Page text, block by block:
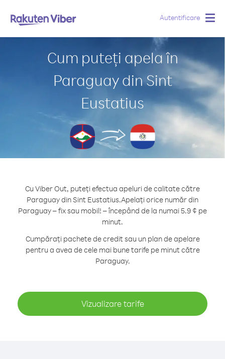
Autentificare
Cum puteți apela în
Paraguay din Sint
Eustatius
Cu Viber Out, puteți efectua apeluri de calitate către
Paraguay din Sint Eustatius.Apelați orice număr din
Paraguay – fix sau mobil! – începând de la numai 5.9 ¢ pe
minut.
Cumpărați pachete de credit sau un plan de apelare
pentru a avea de cele mai bune tarife pe minut către
Paraguay.
Vizualizare tarife